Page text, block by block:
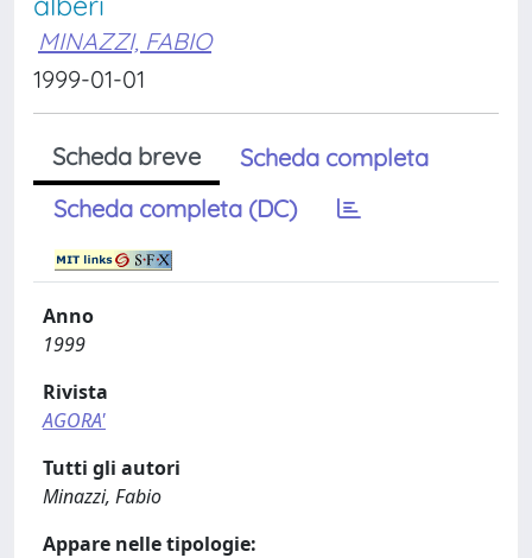
MINAZZI, FABIO
1999-01-01
Scheda breve
Scheda completa
Scheda completa (DC)
Anno
1999
Rivista
AGORA'
Tutti gli autori
Minazzi, Fabio
Appare nelle tipologie: